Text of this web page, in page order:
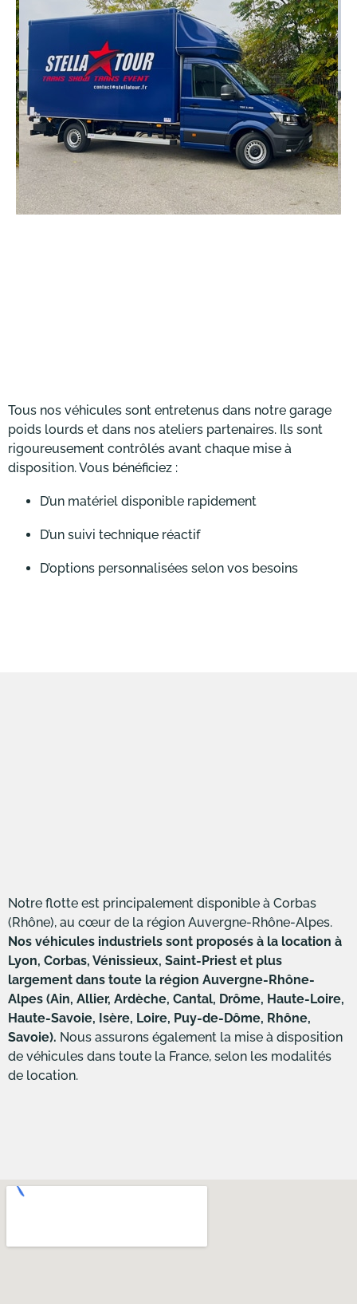
Parfait pour le transport de marchandises ou
d’équipements lourds. Avec sa capacité de 19
tonnes, il combine volume de chargement
important et excellente maniabilité, ce qui le rend
adapté aussi bien aux trajets régionaux qu’aux
livraisons sur site.
DÉCOUVRIR
DÉCOUVRIR
Tous nos véhicules sont entretenus dans notre garage
poids lourds et dans nos ateliers partenaires. Ils sont
rigoureusement contrôlés avant chaque mise à
disposition. Vous bénéficiez :
D’un matériel disponible rapidement
D’un suivi technique réactif
D’options personnalisées selon vos besoins
Notre flotte est principalement disponible à Corbas
(Rhône), au cœur de la région Auvergne-Rhône-Alpes.
Nos véhicules industriels sont proposés à la location à
Lyon, Corbas, Vénissieux, Saint-Priest et plus
largement dans toute la région Auvergne-Rhône-
Alpes (Ain, Allier, Ardèche, Cantal, Drôme, Haute-Loire,
Haute-Savoie, Isère, Loire, Puy-de-Dôme, Rhône,
Savoie). Nous assurons également la mise à disposition
de véhicules dans toute la France, selon les modalités
de location.